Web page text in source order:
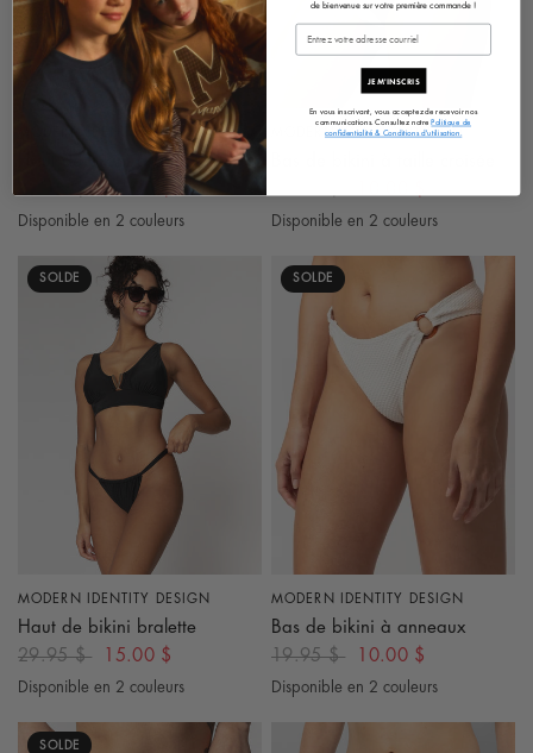
APERÇU RAPIDE
MODERN IDENTITY DESIGN
Haut de bikini à armatures
26.95 $
12.00 $
Noir
Disponible en 2 couleurs
APERÇU RAPIDE
MODERN IDENTITY DESIGN
Blanc
Disponible en 2 couleurs
SOLDE
APERÇU RAPIDE
MODERN IDENTITY DESIGN
Haut de bikini bralette
29.95 $
15.00 $
Noir
Disponible en 2 couleurs
SOLDE
APERÇU RAPIDE
MODERN IDENTITY DESIGN
Bas de bikini à anneaux
19.95 $
10.00 $
Blanc Cassé
Disponible en 2 couleurs
SOLDE
de bienvenue sur votre première commande !
JE M'INSCRIS
En vous inscrivant, vous acceptez de recevoir nos
communications. Consultez notrePolitique de
confidentialité & Conditions d'utilisation.